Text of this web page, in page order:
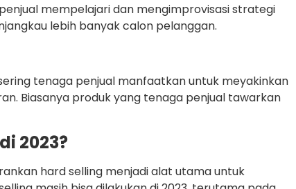
mempelajari dan mengimprovisasi strategi
lebih banyak calon pelanggan.
tenaga penjual manfaatkan untuk meyakinkan
Biasanya produk yang tenaga penjual tawarkan
2023?
hard selling menjadi alat utama untuk